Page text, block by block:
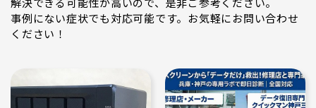
事例にない症状でも対応可能です。お気軽にお問い合わせ
ください！